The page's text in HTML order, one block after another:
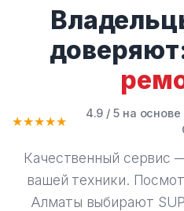
★★★★★
4.9 / 5 на
Качественный сервис
вашей техники.
Алматы выбирают